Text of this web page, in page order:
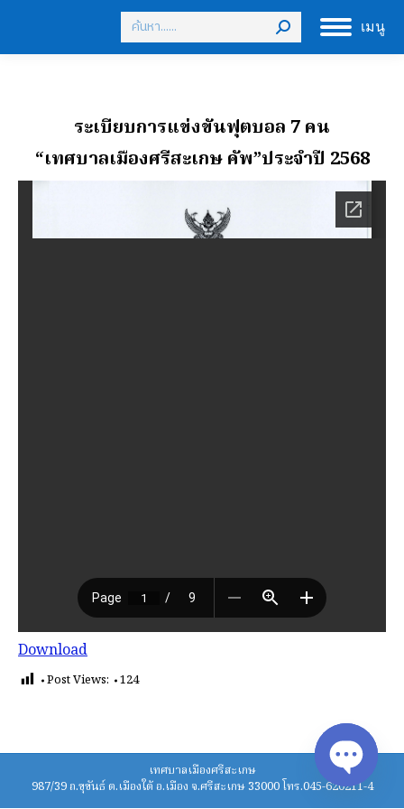
เมนู
Search:
ระเบียบการแข่งขันฟุตบอล 7 คน
“เทศบาลเมืองศรีสะเกษ คัพ”ประจำปี 2568
Download
Post Views: 124
เทศบาลเมืองศรีสะเกษ
987/39 ถ.ขุขันธ์ ต.เมืองใต้ อ.เมือง จ.ศรีสะเกษ 33000 โทร.045-620211-4
Open